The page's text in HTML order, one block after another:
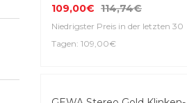
DUNLOP 6T26150 20˝ Tube
109,00€ 114,74€